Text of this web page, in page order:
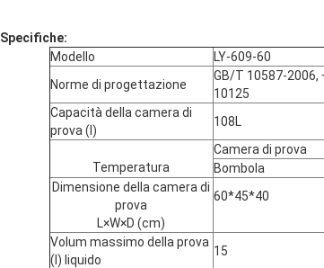
Specifiche:
Modello
LY-609-60
Norme di progettazione
GB/T 10587-2006,
10125
Capacità della camera di
prova (l)
108L
Temperatura
Camera di prova
Bombola
Dimensione della camera di
prova
L×W×D (cm)
60*45*40
Volum massimo della prova
(l) liquido
15